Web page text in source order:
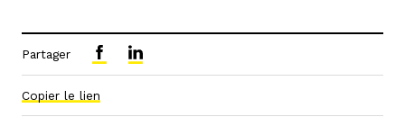
Partager
Copier le lien